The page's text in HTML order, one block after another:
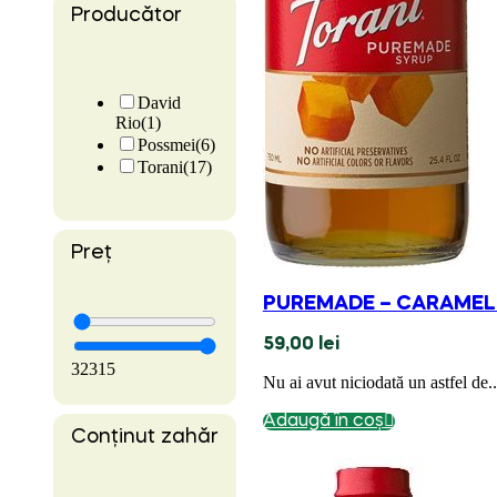
Producător
David
Rio(1)
Possmei(6)
Torani(17)
Preț
32315
Conținut zahăr
PUREMADE –
59,00 lei
Nu ai avut niciodată un astfel
Adaugă în coș